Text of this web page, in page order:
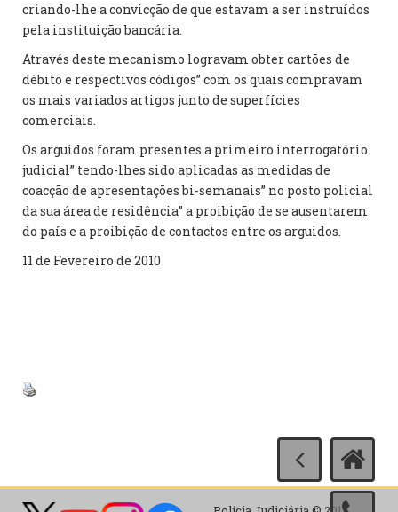
criando-lhe a convicção de que estavam a ser instruídos
pela instituição bancária.
Através deste mecanismo logravam obter cartões de
débito e respectivos códigos” com os quais compravam
os mais variados artigos junto de superfícies
comerciais.
Os arguidos foram presentes a primeiro interrogatório
judicial” tendo-lhes sido aplicadas as medidas de
coacção de apresentações bi-semanais” no posto policial
da sua área de residência” a proibição de se ausentarem
do país e a proibição de contactos entre os arguidos.
11 de Fevereiro de 2010